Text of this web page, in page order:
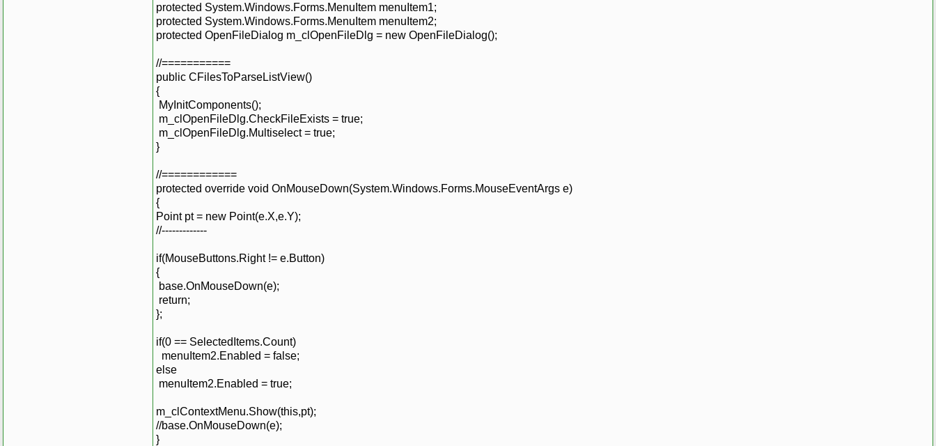
protected System.Windows.Forms.MenuItem menuItem1;
protected System.Windows.Forms.MenuItem menuItem2;
protected OpenFileDialog m_clOpenFileDlg = new OpenFileDialog();
//===========
public CFilesToParseListView()
{
MyInitComponents();
m_clOpenFileDlg.CheckFileExists = true;
m_clOpenFileDlg.Multiselect = true;
}
//============
protected override void OnMouseDown(System.Windows.Forms.MouseEventArgs e)
{
Point pt = new Point(e.X,e.Y);
//-------------
if(MouseButtons.Right != e.Button)
{
base.OnMouseDown(e);
return;
};
if(0 == SelectedItems.Count)
menuItem2.Enabled = false;
else
menuItem2.Enabled = true;
m_clContextMenu.Show(this,pt);
//base.OnMouseDown(e);
}